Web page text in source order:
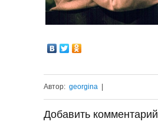
Автор: georgina
Добавить комментарий